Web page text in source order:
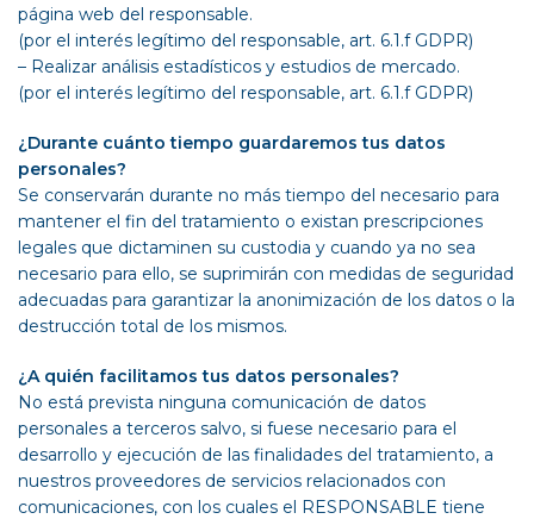
página web del responsable.
(por el interés legítimo del responsable, art. 6.1.f GDPR)
– Realizar análisis estadísticos y estudios de mercado.
(por el interés legítimo del responsable, art. 6.1.f GDPR)
¿Durante cuánto tiempo guardaremos tus datos
personales?
Se conservarán durante no más tiempo del necesario para
mantener el fin del tratamiento o existan prescripciones
legales que dictaminen su custodia y cuando ya no sea
necesario para ello, se suprimirán con medidas de seguridad
adecuadas para garantizar la anonimización de los datos o la
destrucción total de los mismos.
¿A quién facilitamos tus datos personales?
No está prevista ninguna comunicación de datos
personales a terceros salvo, si fuese necesario para el
desarrollo y ejecución de las finalidades del tratamiento, a
nuestros proveedores de servicios relacionados con
comunicaciones, con los cuales el RESPONSABLE tiene